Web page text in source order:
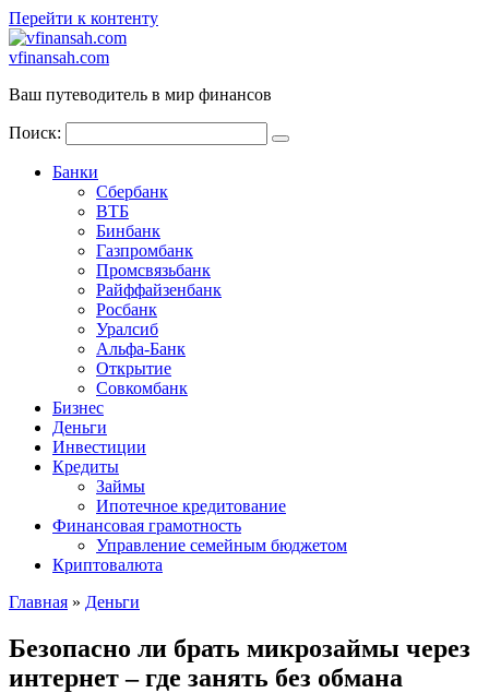
Перейти к контенту
vfinansah.com
Ваш путеводитель в мир финансов
Поиск:
Банки
Сбербанк
ВТБ
Бинбанк
Газпромбанк
Промсвязьбанк
Райффайзенбанк
Росбанк
Уралсиб
Альфа-Банк
Открытие
Совкомбанк
Бизнес
Деньги
Инвестиции
Кредиты
Займы
Ипотечное кредитование
Финансовая грамотность
Управление семейным бюджетом
Криптовалюта
Главная » Деньги
Безопасно ли брать микрозаймы через
интернет – где занять без обмана